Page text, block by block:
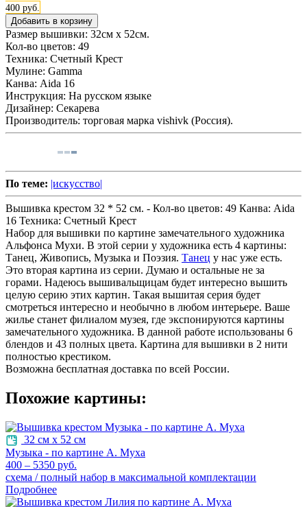
400 руб.
Размер вышивки: 32см х 52см.
Кол-во цветов: 49
Техника: Счетный Крест
Мулине: Gamma
Канва: Aida 16
Инструкция: На русском языке
Дизайнер: Секарева
Производитель: торговая марка vishivk (Россия).
По теме: |искусство|
Вышивка крестом 32 * 52 см. - Кол-во цветов: 49 Канва: Aida
16 Техника: Счетный Крест
Набор для вышивки по картине замечательного художника
Альфонса Мухи. В этой серии у художника есть 4 картины:
Танец, Живопись, Музыка и Поэзия. Танец у нас уже есть.
Это вторая картина из серии. Думаю и остальные не за
горами. Надеюсь вышивальщицам будет интересно вышить
целую серию этих картин. Такая вышитая серия будет
смотреться интересно и необычно в любом интерьере. Ваше
жилье станет филиалом музея, где экспонируются картины
замечательного художника. В данной работе использованы 6
блендов и 43 полных цвета. Картина для вышивки в 2 нити
полностью крестиком.
Возможна бесплатная доставка по всей России.
Похожие картины:
32 см х 52 см
Музыка - по картине А. Муха
400 – 5350 руб.
схема / полный набор в максимальной комплектации
Подробнее